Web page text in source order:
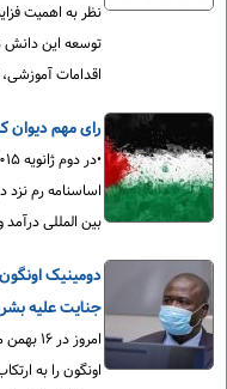
نظر به اهمیت
توسعه این دانش
اقدامات
رای مهم دیوان
اساسنامه رم
بین المللی
دومینیک
جنایت علیه
امروز
اونگون را به